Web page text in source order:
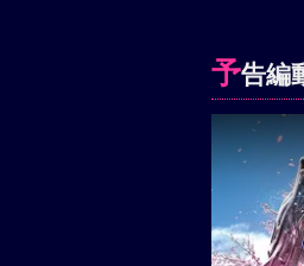
予告編